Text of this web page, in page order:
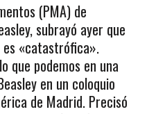
(PMA) de
subrayó ayer que
es «catastrófica».
que podemos en una
en un coloquio
de Madrid. Precisó